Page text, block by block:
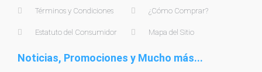
Términos y Condiciones
Estatuto del Consumidor
¿Cómo Comprar?
Mapa del Sitio
Noticias, Promociones y Mucho más...